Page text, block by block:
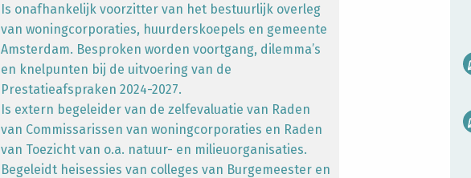
Is onafhankelijk voorzitter van het bestuurlijk overleg
van woningcorporaties, huurderskoepels en gemeente
Amsterdam. Besproken worden voortgang, dilemma’s
en knelpunten bij de uitvoering van de
Prestatieafspraken 2024-2027.
Is extern begeleider van de zelfevaluatie van Raden
van Commissarissen van woningcorporaties en Raden
van Toezicht van o.a. natuur- en milieuorganisaties.
Begeleidt heisessies van colleges van Burgemeester en